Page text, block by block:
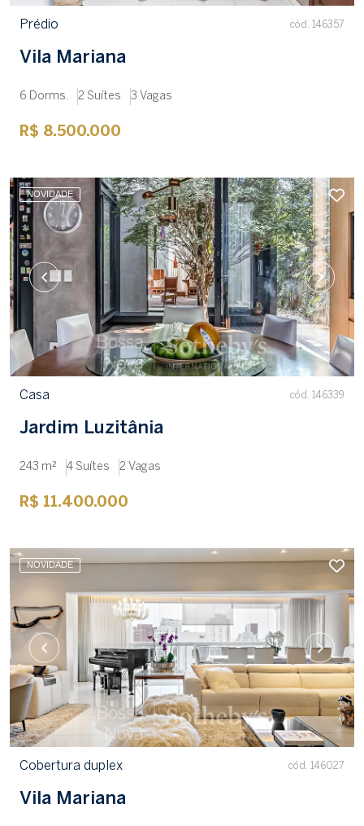
Prédio cód. 146357
Vila Mariana
6 Dorms. 2 Suítes 3 Vagas
R$ 8.500.000
NOVIDADE
Casa cód. 146339
Jardim Luzitânia
243 m² 4 Suítes 2 Vagas
R$ 11.400.000
NOVIDADE
Cobertura duplex cód. 146027
Vila Mariana